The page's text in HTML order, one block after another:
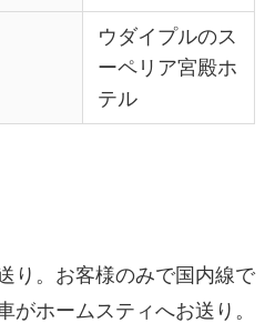
ウダイプルのス
ーペリア宮殿ホ
テル
り。お客様のみで国内線で
がホームスティへお送り。